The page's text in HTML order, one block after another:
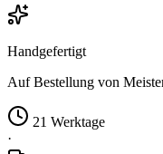
Handgefertigt
Auf Bestellung von
21 Werktage
·